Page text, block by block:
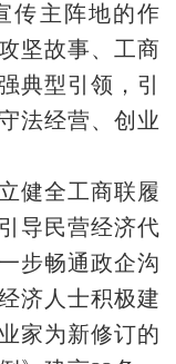
传主阵地的作
坚故事、工商
典型引领，引
法经营、创业
健全工商联履
导民营经济代
步畅通政企沟
济人士积极建
家为新修订的